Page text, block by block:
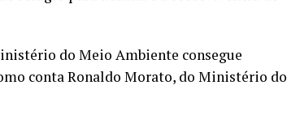
do Meio Ambiente consegue
conta Ronaldo Morato, do Ministério do